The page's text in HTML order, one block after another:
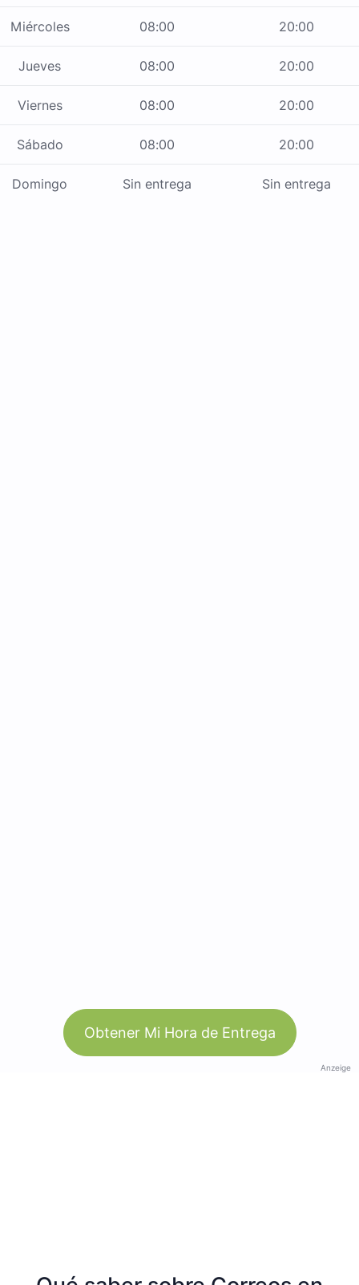
Miércoles 08:00 20:00
Jueves 08:00 20:00
Viernes 08:00 20:00
Sábado 08:00 20:00
Domingo Sin entrega Sin entrega
Obtener Mi Hora de Entrega
Anzeige